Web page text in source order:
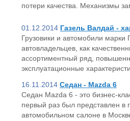
потери качества. Механизмы
01.12.2014 Газель Валдай -
Грузовики и автомобили марки
автовладельцев, как
ассортиментный ряд,
эксплуатационные
16.11.2014 Седан - Mazda 6
Седан Mazda 6 - это бизнес-
первый раз был представлен
автомобильном салоне в